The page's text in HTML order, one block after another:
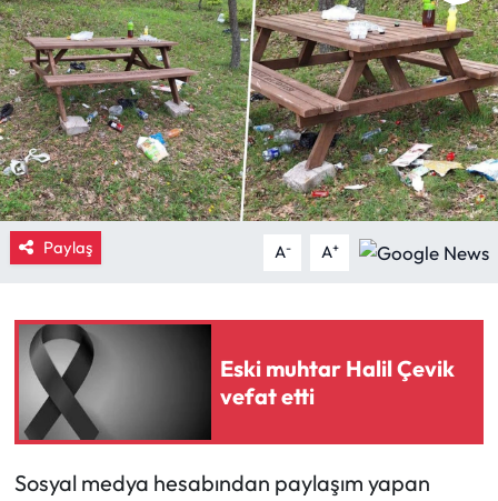
Paylaş A- A+
Eski muhtar Halil Çevik
vefat etti
Sosyal medya hesabından paylaşım yapan
Ekonomi
Güncel
İskilip Haberleri
Kargı Haberleri
Kimdir?
Laçin Haberleri
Magazin